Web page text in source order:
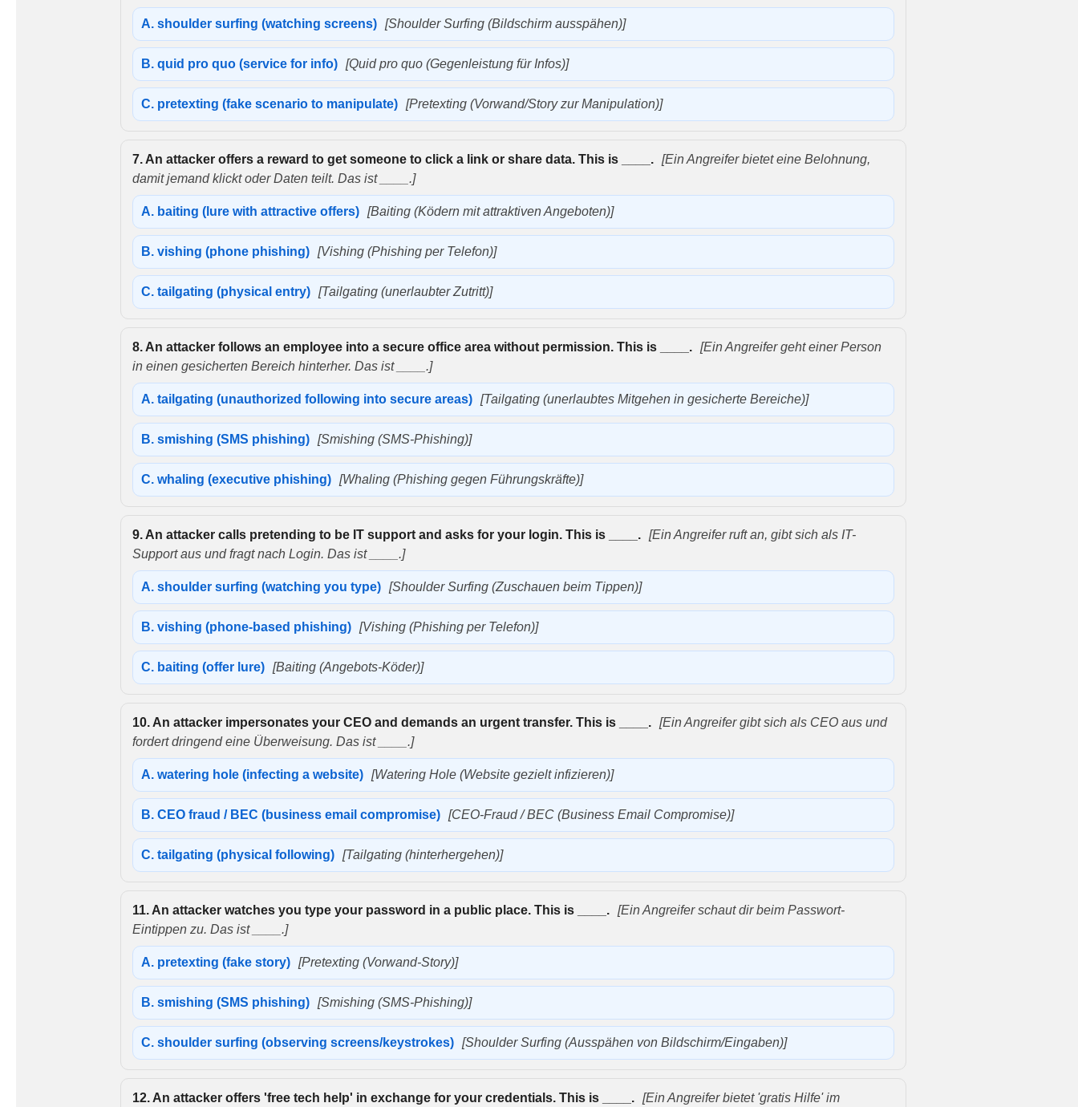
A. shoulder surfing (watching screens) [Shoulder Surfing (Bildschirm ausspähen)]
B. quid pro quo (service for info) [Quid pro quo (Gegenleistung für Infos)]
C. pretexting (fake scenario to manipulate) [Pretexting (Vorwand/Story zur Manipulation)]
7. An attacker offers a reward to get someone to click a link or share data. This is ____. [Ein Angreifer bietet eine Belohnung,
damit jemand klickt oder Daten teilt. Das ist ____.]
A. baiting (lure with attractive offers) [Baiting (Ködern mit attraktiven Angeboten)]
B. vishing (phone phishing) [Vishing (Phishing per Telefon)]
C. tailgating (physical entry) [Tailgating (unerlaubter Zutritt)]
8. An attacker follows an employee into a secure office area without permission. This is ____. [Ein Angreifer geht einer Person
in einen gesicherten Bereich hinterher. Das ist ____.]
A. tailgating (unauthorized following into secure areas) [Tailgating (unerlaubtes Mitgehen in gesicherte Bereiche)]
B. smishing (SMS phishing) [Smishing (SMS-Phishing)]
C. whaling (executive phishing) [Whaling (Phishing gegen Führungskräfte)]
9. An attacker calls pretending to be IT support and asks for your login. This is ____. [Ein Angreifer ruft an, gibt sich als IT-
Support aus und fragt nach Login. Das ist ____.]
A. shoulder surfing (watching you type) [Shoulder Surfing (Zuschauen beim Tippen)]
B. vishing (phone-based phishing) [Vishing (Phishing per Telefon)]
C. baiting (offer lure) [Baiting (Angebots-Köder)]
10. An attacker impersonates your CEO and demands an urgent transfer. This is ____. [Ein Angreifer gibt sich als CEO aus und
fordert dringend eine Überweisung. Das ist ____.]
A. watering hole (infecting a website) [Watering Hole (Website gezielt infizieren)]
B. CEO fraud / BEC (business email compromise) [CEO-Fraud / BEC (Business Email Compromise)]
C. tailgating (physical following) [Tailgating (hinterhergehen)]
11. An attacker watches you type your password in a public place. This is ____. [Ein Angreifer schaut dir beim Passwort-
Eintippen zu. Das ist ____.]
A. pretexting (fake story) [Pretexting (Vorwand-Story)]
B. smishing (SMS phishing) [Smishing (SMS-Phishing)]
C. shoulder surfing (observing screens/keystrokes) [Shoulder Surfing (Ausspähen von Bildschirm/Eingaben)]
12. An attacker offers 'free tech help' in exchange for your credentials. This is ____. [Ein Angreifer bietet 'gratis Hilfe' im